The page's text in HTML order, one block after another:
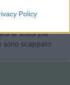
Policy
accontento di
la sosta più
sono scappato